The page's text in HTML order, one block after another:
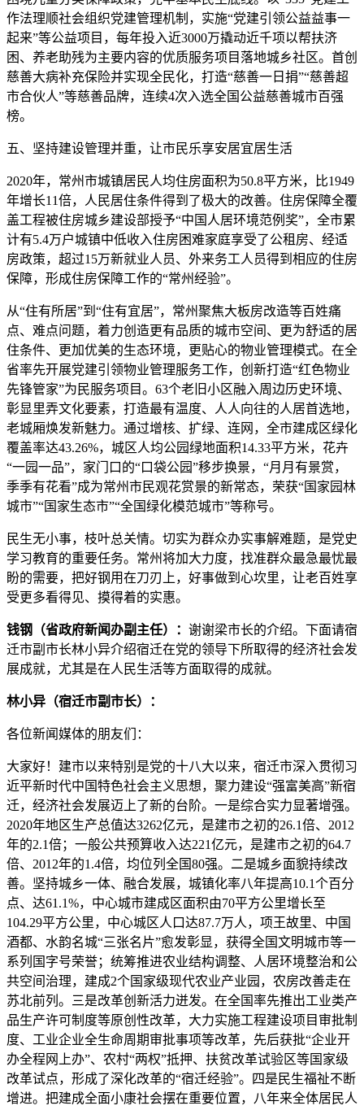
作法理顺社会组织党建管理机制，实施“党建引领公益益事一
起来”等公益项目，每年投入近3000万撬动近千项以帮扶济
困、养老助残为主要内容的优质服务项目落地城乡社区。首创
慈善大病补充保险并实现全民化，打造“慈善一日捐”“慈善超
市合伙人”等慈善品牌，连续4次入选全国公益慈善城市百强
榜。
五、坚持建设管理并重，让市民乐享安居宜居生活
2020年，常州市城镇居民人均住房面积为50.8平方米，比1949
年增长11倍，人民居住条件得到了极大的改善。住房保障全覆
盖工程被住房城乡建设部授予“中国人居环境范例奖”，全市累
计有5.4万户城镇中低收入住房困难家庭享受了公租房、经适
房政策，超过15万新就业人员、外来务工人员得到相应的住房
保障，形成住房保障工作的“常州经验”。
从“住有所居”到“住有宜居”，常州聚焦大板房改造等百姓痛
点、难点问题，着力创造更有品质的城市空间、更为舒适的居
住条件、更加优美的生态环境，更贴心的物业管理模式。在全
省率先开展党建引领物业管理服务工作，创新打造“红色物业
先锋管家”为民服务项目。63个老旧小区融入周边历史环境、
彰显里弄文化要素，打造最有温度、人人向往的人居首选地，
老城厢焕发新魅力。通过增核、扩绿、连网，全市建成区绿化
覆盖率达43.26%，城区人均公园绿地面积14.33平方米，花卉
“一园一品”，家门口的“口袋公园”移步换景，“月月有景赏，
季季有花看”成为常州市民观花赏景的新常态，荣获“国家园林
城市”“国家生态市”“全国绿化模范城市”等称号。
民生无小事，枝叶总关情。切实为群众办实事解难题，是党史
学习教育的重要任务。常州将加大力度，找准群众最急最忧最
盼的需要，把好钢用在刀刃上，好事做到心坎里，让老百姓享
受更多看得见、摸得着的实惠。
钱钢（省政府新闻办副主任）： 谢谢梁市长的介绍。下面请宿
迁市副市长林小异介绍宿迁在党的领导下所取得的经济社会发
展成就，尤其是在人民生活等方面取得的成就。
林小异（宿迁市副市长）：
各位新闻媒体的朋友们：
大家好！建市以来特别是党的十八大以来，宿迁市深入贯彻习
近平新时代中国特色社会主义思想，聚力建设“强富美高”新宿
迁，经济社会发展迈上了新的台阶。一是综合实力显著增强。
2020年地区生产总值达3262亿元，是建市之初的26.1倍、2012
年的2.1倍；一般公共预算收入达221亿元，是建市之初的64.7
倍、2012年的1.4倍，均位列全国80强。二是城乡面貌持续改
善。坚持城乡一体、融合发展，城镇化率八年提高10.1个百分
点、达61.1%，中心城市建成区面积由70平方公里增长至
104.29平方公里，中心城区人口达87.7万人，项王故里、中国
酒都、水韵名城“三张名片”愈发彰显，获得全国文明城市等一
系列国字号荣誉；统筹推进农业结构调整、人居环境整治和公
共空间治理，建成2个国家级现代农业产业园，农房改善走在
苏北前列。三是改革创新活力迸发。在全国率先推出工业类产
品生产许可制度等原创性改革，大力实施工程建设项目审批制
度、工业企业全生命周期审批事项等改革，先后获批“企业开
办全程网上办”、农村“两权”抵押、扶贫改革试验区等国家级
改革试点，形成了深化改革的“宿迁经验”。四是民生福祉不断
增进。把建成全面小康社会摆在重要位置，八年来全体居民人